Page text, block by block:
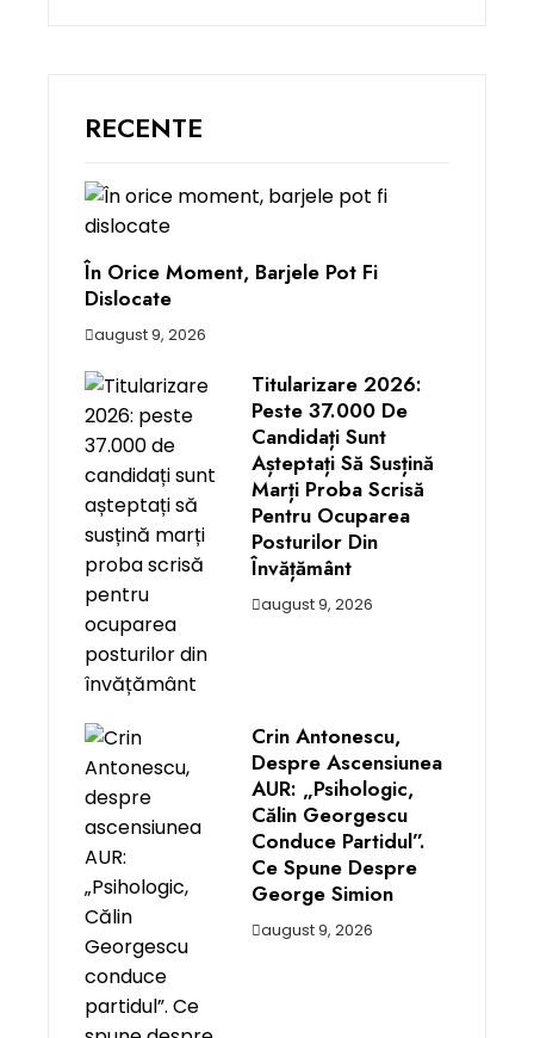
RECENTE
În Orice Moment, Barjele Pot Fi
Dislocate
august 9, 2026
Titularizare 2026:
Peste 37.000 De
Candidați Sunt
Așteptați Să Susțină
Marți Proba Scrisă
Pentru Ocuparea
Posturilor Din
Învățământ
august 9, 2026
Crin Antonescu,
Despre Ascensiunea
AUR: „Psihologic,
Călin Georgescu
Conduce Partidul”.
Ce Spune Despre
George Simion
august 9, 2026